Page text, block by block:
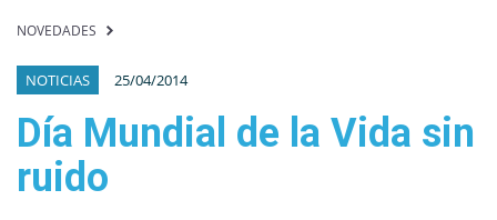
NOVEDADES
NOTICIAS 25/04/2014
Día Mundial de la Vida sin
ruido